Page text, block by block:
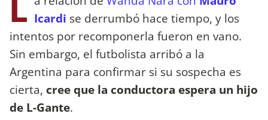
L Icardi se derrumbó hace tiempo, y los
intentos por recomponerla fueron en vano.
Sin embargo, el futbolista arribó a la
Argentina para confirmar si su sospecha es
cierta, cree que la conductora espera un hijo
de L-Gante.